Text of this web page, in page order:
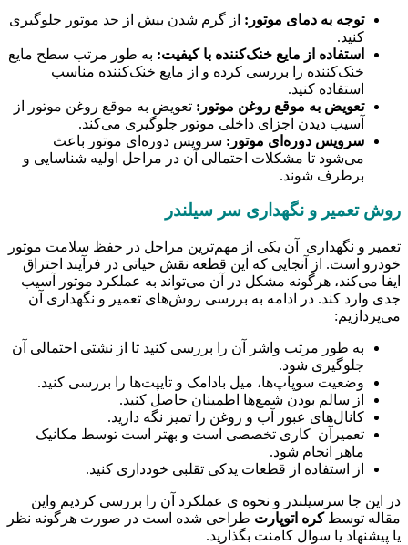
توجه به دمای موتور: از گرم شدن بیش از حد موتور جلوگیری
کنید.
استفاده از مایع خنک‌کننده با کیفیت: به طور مرتب سطح مایع
خنک‌کننده را بررسی کرده و از مایع خنک‌کننده مناسب
استفاده کنید.
تعویض به موقع روغن موتور: تعویض به موقع روغن موتور از
آسیب دیدن اجزای داخلی موتور جلوگیری می‌کند.
سرویس دوره‌ای موتور: سرویس دوره‌ای موتور باعث
می‌شود تا مشکلات احتمالی آن در مراحل اولیه شناسایی و
برطرف شوند.
روش تعمیر و نگهداری سر سیلندر
تعمیر و نگهداری آن یکی از مهم‌ترین مراحل در حفظ سلامت موتور
خودرو است. از آنجایی که این قطعه نقش حیاتی در فرآیند احتراق
ایفا می‌کند، هرگونه مشکل در آن می‌تواند به عملکرد موتور آسیب
جدی وارد کند. در ادامه به بررسی روش‌های تعمیر و نگهداری آن
می‌پردازیم:
به طور مرتب واشر آن را بررسی کنید تا از نشتی احتمالی آن
جلوگیری شود.
وضعیت سوپاپ‌ها، میل بادامک و تایپت‌ها را بررسی کنید.
از سالم بودن شمع‌ها اطمینان حاصل کنید.
کانال‌های عبور آب و روغن را تمیز نگه دارید.
تعمیرآن کاری تخصصی است و بهتر است توسط مکانیک
ماهر انجام شود.
از استفاده از قطعات یدکی تقلبی خودداری کنید.
در این جا سرسیلندر و نحوه ی عملکرد آن را بررسی کردیم واین
مقاله توسطکره اتوپارت طراحی شده است در صورت هرگونه نظر
یا پیشنهاد یا سوال کامنت بگذارید.